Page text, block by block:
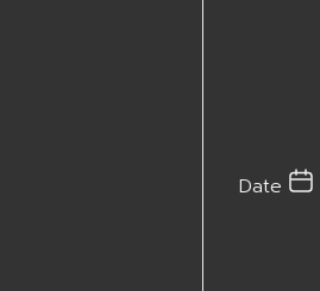
Date